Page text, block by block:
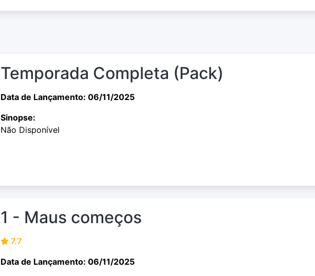
Temporada Completa (Pack)
Data de Lançamento: 06/11/2025
Sinopse:
Não Disponível
1 - Maus começos
7.7
Data de Lançamento: 06/11/2025